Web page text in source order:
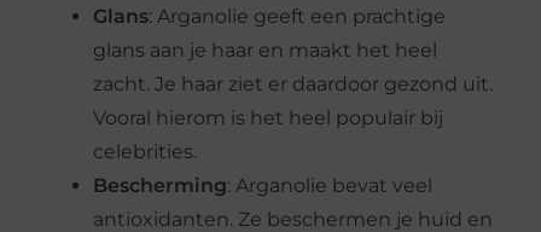
Glans: Arganolie geeft een prachtige
glans aan je haar en maakt het heel
zacht. Je haar ziet er daardoor gezond uit.
Vooral hierom is het heel populair bij
celebrities.
Bescherming: Arganolie bevat veel
antioxidanten. Ze beschermen je huid en